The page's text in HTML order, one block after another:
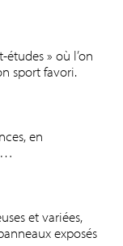
» où l’on
sport favori.
en
et variées,
exposés